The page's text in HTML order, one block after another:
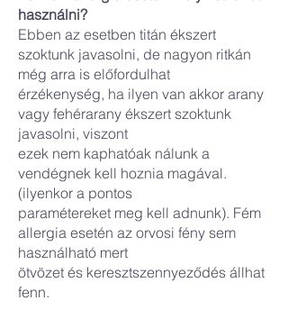
használni?
Ebben az esetben titán ékszert
szoktunk javasolni, de nagyon ritkán
még arra is előfordulhat
érzékenység, ha ilyen van akkor arany
vagy fehérarany ékszert szoktunk
javasolni, viszont
ezek nem kaphatóak nálunk a
vendégnek kell hoznia magával.
(ilyenkor a pontos
paramétereket meg kell adnunk). Fém
allergia esetén az orvosi fény sem
használható mert
ötvözet és keresztszennyeződés állhat
fenn.